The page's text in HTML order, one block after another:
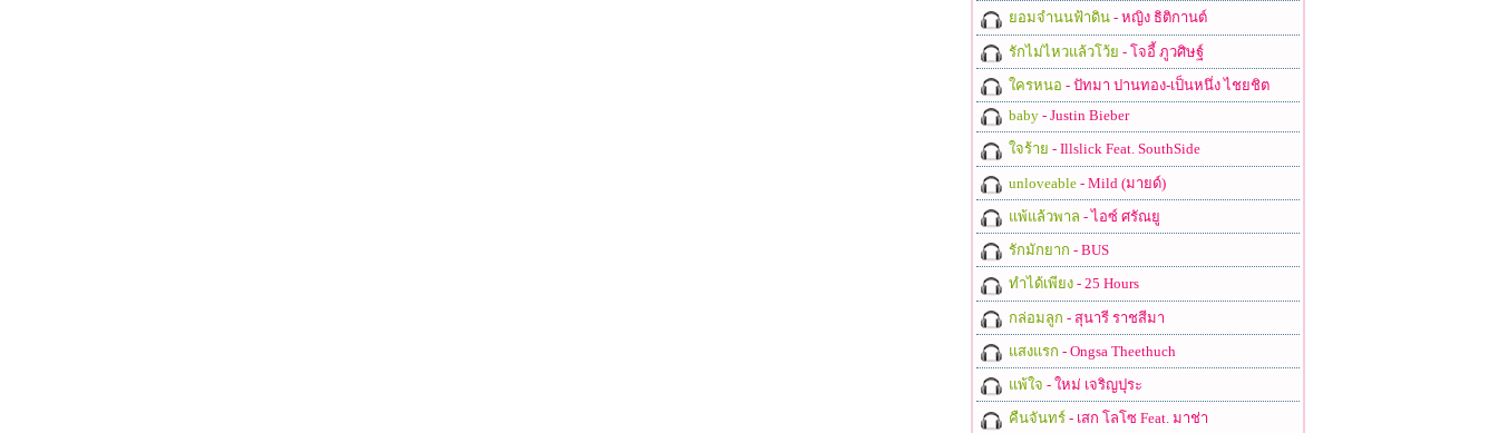
ยอมจำนนฟ้าดิน- หญิง ธิติกานต์
รักไม่ไหวแล้วโว้ย - โจอี้ ภูวศิษฐ์
ใครหนอ - ปัทมา ปานทอง-เป็นหนึ่ง ไชยชิต
baby- Justin Bieber
ใจร้าย - Illslick Feat. SouthSide
unloveable- Mild (มายด์)
แพ้แล้วพาล - ไอซ์ ศรัณยู
รักมักยาก - BUS
ทำได้เพียง- 25 Hours
กล่อมลูก - สุนารี ราชสีมา
แสงแรก - Ongsa Theethuch
แพ้ใจ - ใหม่ เจริญปุระ
คืนจันทร์- เสก โลโซ Feat. มาช่า